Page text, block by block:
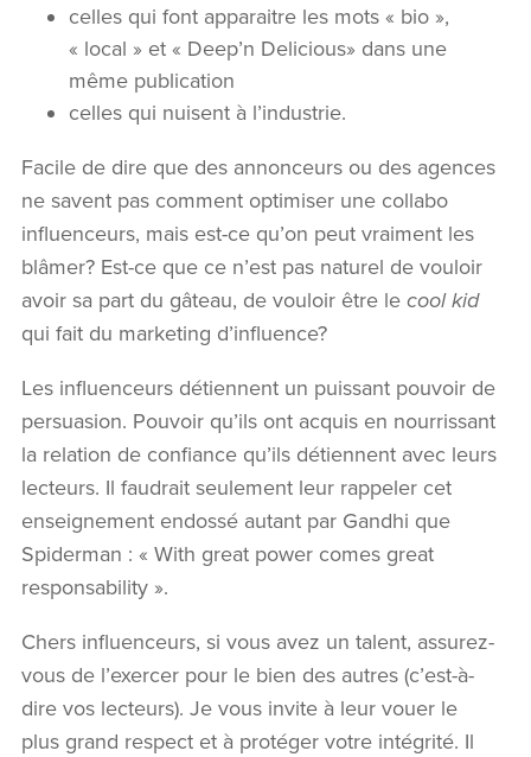
L’AGENCE
SERVICES
RÉALISATIONS
MANIFESTO
NOUVELLES
NOUS JOINDRE
celles qui font apparaitre les mots « bio »,
« local » et « Deep’n Delicious» dans une
même publication
celles qui nuisent à l’industrie.
Facile de dire que des annonceurs ou des agences
ne savent pas comment optimiser une collabo
influenceurs, mais est-ce qu’on peut vraiment les
blâmer? Est-ce que ce n’est pas naturel de vouloir
avoir sa part du gâteau, de vouloir être le cool kid
qui fait du marketing d’influence?
Les influenceurs détiennent un puissant pouvoir de
persuasion. Pouvoir qu’ils ont acquis en nourrissant
la relation de confiance qu’ils détiennent avec leurs
lecteurs. Il faudrait seulement leur rappeler cet
enseignement endossé autant par Gandhi que
Spiderman : « With great power comes great
responsability ».
Chers influenceurs, si vous avez un talent, assurez-
vous de l’exercer pour le bien des autres (c’est-à-
dire vos lecteurs). Je vous invite à leur vouer le
plus grand respect et à protéger votre intégrité. Il